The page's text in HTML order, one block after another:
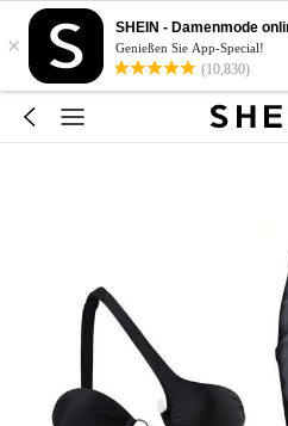
×
SHEIN - Damenmode
Genießen Sie App-Special!
(10,830)